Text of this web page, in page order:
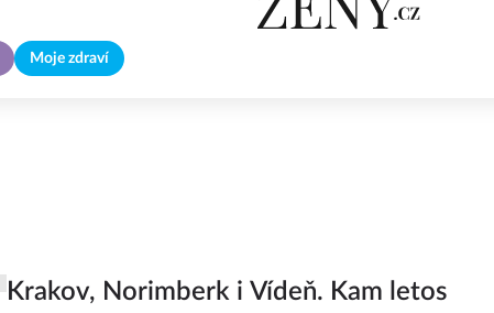
Moje zdraví
Krakov, Norimberk i Vídeň. Kam letos